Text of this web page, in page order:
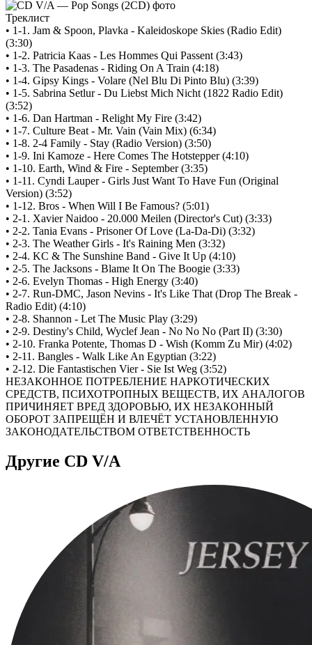
Треклист
• 1-1. Jam & Spoon, Plavka - Kaleidoskope Skies (Radio Edit)
(3:30)
• 1-2. Patricia Kaas - Les Hommes Qui Passent (3:43)
• 1-3. The Pasadenas - Riding On A Train (4:18)
• 1-4. Gipsy Kings - Volare (Nel Blu Di Pinto Blu) (3:39)
• 1-5. Sabrina Setlur - Du Liebst Mich Nicht (1822 Radio Edit)
(3:52)
• 1-6. Dan Hartman - Relight My Fire (3:42)
• 1-7. Culture Beat - Mr. Vain (Vain Mix) (6:34)
• 1-8. 2-4 Family - Stay (Radio Version) (3:50)
• 1-9. Ini Kamoze - Here Comes The Hotstepper (4:10)
• 1-10. Earth, Wind & Fire - September (3:35)
• 1-11. Cyndi Lauper - Girls Just Want To Have Fun (Original
Version) (3:52)
• 1-12. Bros - When Will I Be Famous? (5:01)
• 2-1. Xavier Naidoo - 20.000 Meilen (Director's Cut) (3:33)
• 2-2. Tania Evans - Prisoner Of Love (La-Da-Di) (3:32)
• 2-3. The Weather Girls - It's Raining Men (3:32)
• 2-4. KC & The Sunshine Band - Give It Up (4:10)
• 2-5. The Jacksons - Blame It On The Boogie (3:33)
• 2-6. Evelyn Thomas - High Energy (3:40)
• 2-7. Run-DMC, Jason Nevins - It's Like That (Drop The Break -
Radio Edit) (4:10)
• 2-8. Shannon - Let The Music Play (3:29)
• 2-9. Destiny's Child, Wyclef Jean - No No No (Part II) (3:30)
• 2-10. Franka Potente, Thomas D - Wish (Komm Zu Mir) (4:02)
• 2-11. Bangles - Walk Like An Egyptian (3:22)
• 2-12. Die Fantastischen Vier - Sie Ist Weg (3:52)
НЕЗАКОННОЕ ПОТРЕБЛЕНИЕ НАРКОТИЧЕСКИХ
СРЕДСТВ, ПСИХОТРОПНЫХ ВЕЩЕСТВ, ИХ АНАЛОГОВ
ПРИЧИНЯЕТ ВРЕД ЗДОРОВЬЮ, ИХ НЕЗАКОННЫЙ
ОБОРОТ ЗАПРЕЩЁН И ВЛЕЧЁТ УСТАНОВЛЕННУЮ
ЗАКОНОДАТЕЛЬСТВОМ ОТВЕТСТВЕННОСТЬ
Другие CD V/A